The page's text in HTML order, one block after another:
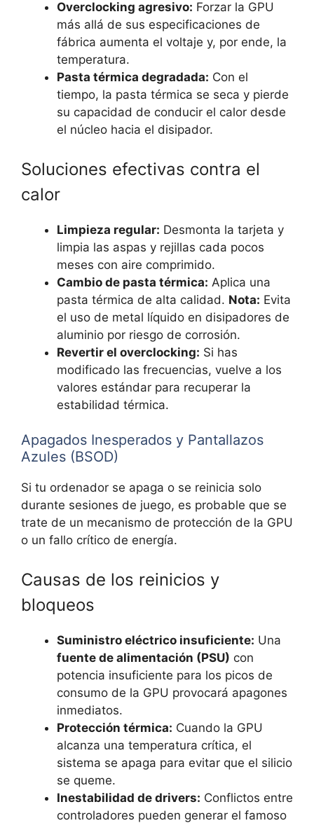
Overclocking agresivo: Forzar la GPU
más allá de sus especificaciones de
fábrica aumenta el voltaje y, por ende, la
temperatura.
Pasta térmica degradada: Con el
tiempo, la pasta térmica se seca y pierde
su capacidad de conducir el calor desde
el núcleo hacia el disipador.
Soluciones efectivas contra el
calor
Limpieza regular: Desmonta la tarjeta y
limpia las aspas y rejillas cada pocos
meses con aire comprimido.
Cambio de pasta térmica: Aplica una
pasta térmica de alta calidad. Nota: Evita
el uso de metal líquido en disipadores de
aluminio por riesgo de corrosión.
Revertir el overclocking: Si has
modificado las frecuencias, vuelve a los
valores estándar para recuperar la
estabilidad térmica.
Apagados Inesperados y Pantallazos
Azules (BSOD)
Si tu ordenador se apaga o se reinicia solo
durante sesiones de juego, es probable que se
trate de un mecanismo de protección de la GPU
o un fallo crítico de energía.
Causas de los reinicios y
bloqueos
Suministro eléctrico insuficiente: Una
fuente de alimentación (PSU) con
potencia insuficiente para los picos de
consumo de la GPU provocará apagones
inmediatos.
Protección térmica: Cuando la GPU
alcanza una temperatura crítica, el
sistema se apaga para evitar que el silicio
se queme.
Inestabilidad de drivers: Conflictos entre
controladores pueden generar el famoso